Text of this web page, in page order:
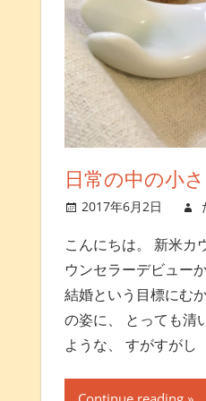
日常の中の小
2017年6月2日
こんにちは。 新米
ウンセラーデビュー
結婚という目標にむ
の姿に、 とっても清
ような、 すがすがし